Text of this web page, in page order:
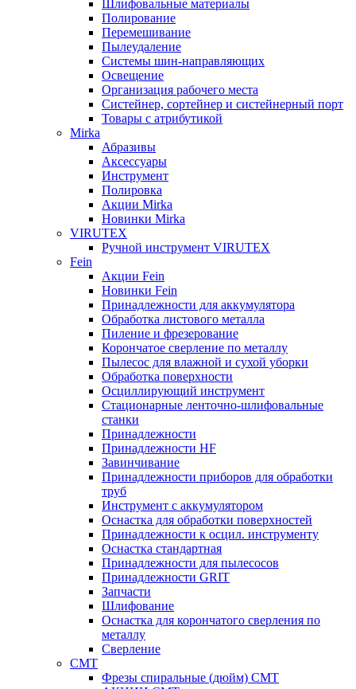
Шлифовальные материалы
Полирование
Перемешивание
Пылеудаление
Системы шин-направляющих
Освещение
Организация рабочего места
Систейнер, сортейнер и систейнерный порт
Товары с атрибутикой
Mirka
Абразивы
Аксессуары
Инструмент
Полировка
Акции Mirka
Новинки Mirka
VIRUTEX
Ручной инструмент VIRUTEX
Fein
Акции Fein
Новинки Fein
Принадлежности для аккумулятора
Обработка листового металла
Пиление и фрезерование
Корончатое сверление по металлу
Пылесос для влажной и сухой уборки
Обработка поверхности
Осциллирующий инструмент
Стационарные ленточно-шлифовальные
станки
Принадлежности
Принадлежности HF
Завинчивание
Принадлежности приборов для обработки
труб
Инструмент с аккумулятором
Оснастка для обработки поверхностей
Принадлежности к осцил. инструменту
Оснастка стандартная
Принадлежности для пылесосов
Принадлежности GRIT
Запчасти
Шлифование
Оснастка для корончатого сверления по
металлу
Сверление
CMT
Фрезы спиральные (дюйм) СМТ